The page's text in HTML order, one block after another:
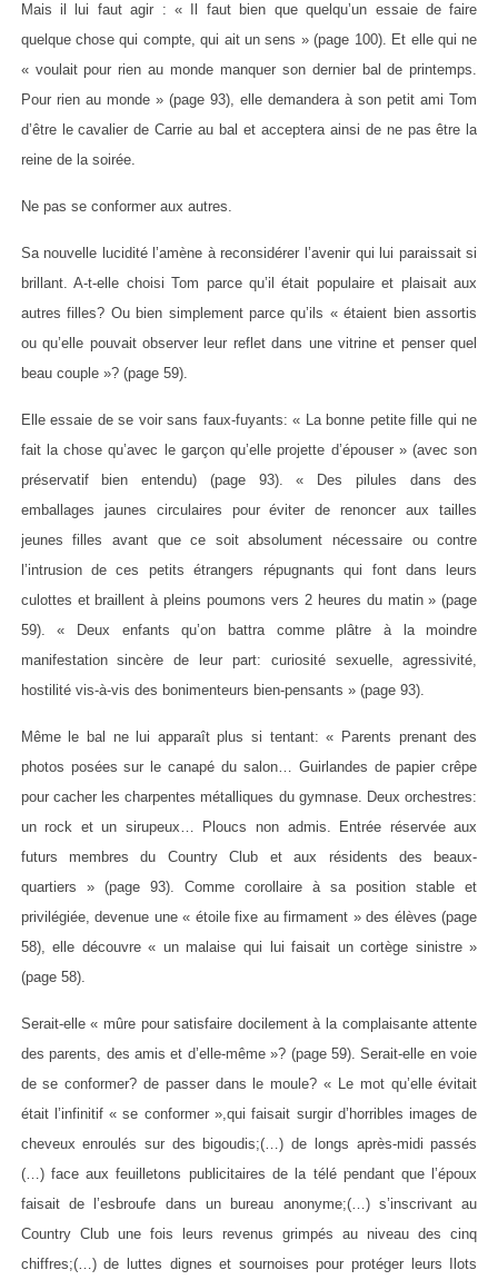
Mais il lui faut agir : « Il faut bien que quelqu’un essaie de faire
quelque chose qui compte, qui ait un sens » (page 100). Et elle qui ne
« voulait pour rien au monde manquer son dernier bal de printemps.
Pour rien au monde » (page 93), elle demandera à son petit ami Tom
d’être le cavalier de Carrie au bal et acceptera ainsi de ne pas être la
reine de la soirée.
Ne pas se conformer aux autres.
Sa nouvelle lucidité l’amène à reconsidérer l’avenir qui lui paraissait si
brillant. A-t-elle choisi Tom parce qu’il était populaire et plaisait aux
autres filles? Ou bien simplement parce qu’ils « étaient bien assortis
ou qu’elle pouvait observer leur reflet dans une vitrine et penser quel
beau couple »? (page 59).
Elle essaie de se voir sans faux-fuyants: « La bonne petite fille qui ne
fait la chose qu’avec le garçon qu’elle projette d’épouser » (avec son
préservatif bien entendu) (page 93). « Des pilules dans des
emballages jaunes circulaires pour éviter de renoncer aux tailles
jeunes filles avant que ce soit absolument nécessaire ou contre
l’intrusion de ces petits étrangers répugnants qui font dans leurs
culottes et braillent à pleins poumons vers 2 heures du matin » (page
59). « Deux enfants qu’on battra comme plâtre à la moindre
manifestation sincère de leur part: curiosité sexuelle, agressivité,
hostilité vis-à-vis des bonimenteurs bien-pensants » (page 93).
Même le bal ne lui apparaît plus si tentant: « Parents prenant des
photos posées sur le canapé du salon… Guirlandes de papier crêpe
pour cacher les charpentes métalliques du gymnase. Deux orchestres:
un rock et un sirupeux… Ploucs non admis. Entrée réservée aux
futurs membres du Country Club et aux résidents des beaux-
quartiers » (page 93). Comme corollaire à sa position stable et
privilégiée, devenue une « étoile fixe au firmament » des élèves (page
58), elle découvre « un malaise qui lui faisait un cortège sinistre »
(page 58).
Serait-elle « mûre pour satisfaire docilement à la complaisante attente
des parents, des amis et d’elle-même »? (page 59). Serait-elle en voie
de se conformer? de passer dans le moule? « Le mot qu’elle évitait
était l’infinitif « se conformer »,qui faisait surgir d’horribles images de
cheveux enroulés sur des bigoudis;(…) de longs après-midi passés
(…) face aux feuilletons publicitaires de la télé pendant que l’époux
faisait de l’esbroufe dans un bureau anonyme;(…) s’inscrivant au
Country Club une fois leurs revenus grimpés au niveau des cinq
chiffres;(…) de luttes dignes et sournoises pour protéger leurs Ilots